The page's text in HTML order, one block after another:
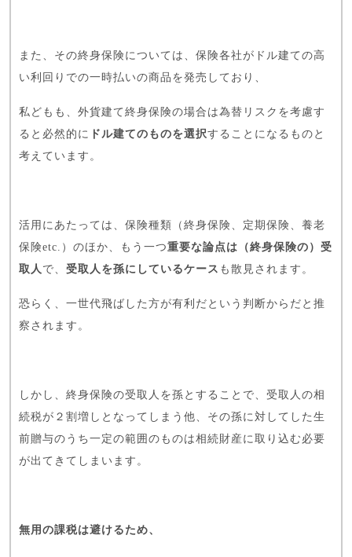
また、その終身保険については、保険各社がドル建ての高
い利回りでの一時払いの商品を発売しており、
私どもも、外貨建て終身保険の場合は為替リスクを考慮す
ると必然的に ドル建てのものを選択することになるものと
考えています。
活用にあたっては、保険種類（終身保険、定期保険、養老
保険etc.）のほか、もう一つ重要な論点は（終身保険の）受
取人 で、 受取人を孫にしているケース も散見されます。
恐らく、一世代飛ばした方が有利だという判断からだと推
察されます。
しかし、終身保険の受取人を孫とすることで、受取人の相
続税が２割増しとなってしまう他、その孫に対してした生
前贈与のうち一定の範囲のものは相続財産に取り込む必要
が出てきてしまいます。
無用の課税は避けるため、